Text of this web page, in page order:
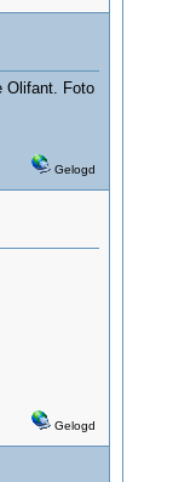
Olifant. Foto
Gelogd
Gelogd